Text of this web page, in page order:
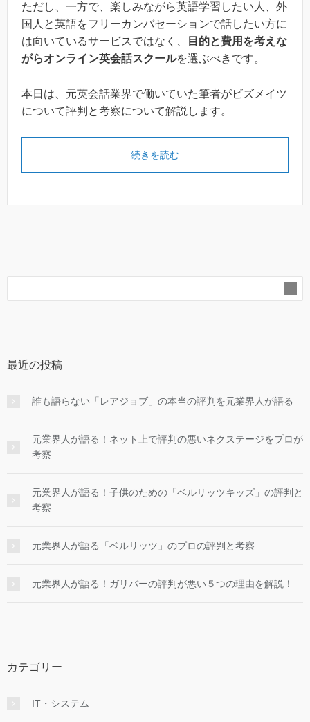
ただし、一方で、楽しみながら英語学習したい人、外
国人と英語をフリーカンバセーションで話したい方に
は向いているサービスではなく、
目的と費用を考えな
がらオンライン英会話スクールを選ぶべきです。
本日は、元英会話業界で働いていた筆者がビズメイツ
について評判と考察について解説します。
続きを読む
最近の投稿
誰も語らない「レアジョブ」の本当の評判を元業界人が語る
元業界人が語る！ネット上で評判の悪いネクステージをプロが
考察
元業界人が語る！子供のための「ベルリッツキッズ」の評判と
考察
元業界人が語る「ベルリッツ」のプロの評判と考察
元業界人が語る！ガリバーの評判が悪い５つの理由を解説！
カテゴリー
IT・システム